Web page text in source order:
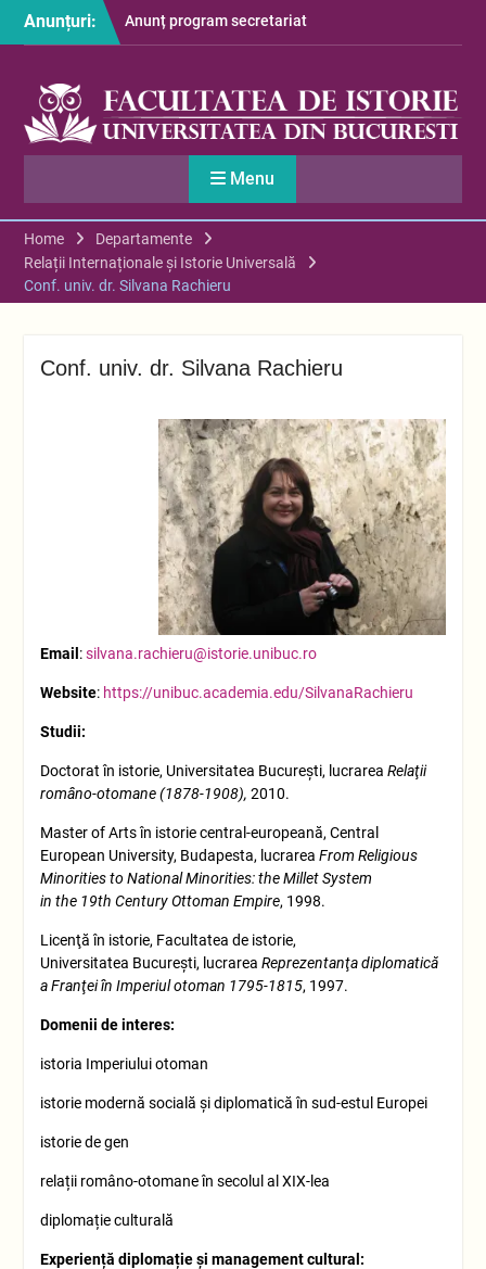
Anunțuri:
Anunț program secretariat
– luna august
2026
S-au afișat informațiile
despre cazarea studenților
în anul universitar 2026-
Menu
Home
Departamente
Relații Internaționale și Istorie Universală
Conf. univ. dr. Silvana Rachieru
Conf. univ. dr. Silvana Rachieru
Email :silvana.rachieru@istorie.unibuc.ro
Website: https://unibuc.academia.edu/SilvanaRachieru
Studii:
Doctorat în istorie, Universitatea Bucureşti, lucrarea Relaţii
româno-otomane (1878-1908), 2010.
Master of Arts în istorie central-europeană, Central
European University, Budapesta, lucrarea From Religious
Minorities to National Minorities: the Millet System
in the 19th Century Ottoman Empire, 1998.
Licenţă în istorie, Facultatea de istorie,
Universitatea Bucureşti, lucrarea Reprezentanţa diplomatică
a Franţei în Imperiul otoman 1795-1815, 1997.
Domenii de interes:
istoria Imperiului otoman
istorie modernă socială și diplomatică în sud-estul Europei
istorie de gen
relații româno-otomane în secolul al XIX-lea
diplomație culturală
Experiență diplomație și management cultural :